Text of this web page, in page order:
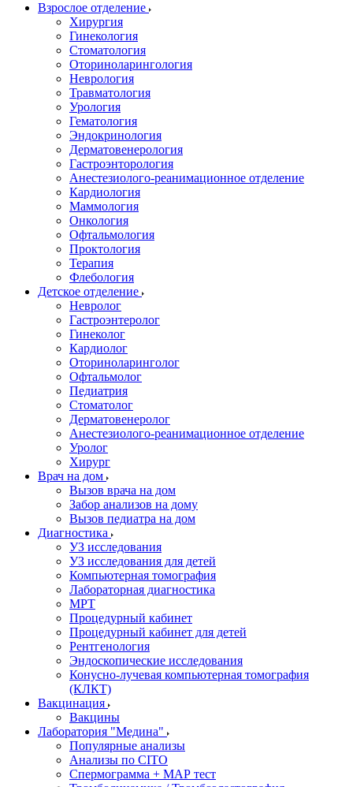
Взрослое отделение
Хирургия
Гинекология
Стоматология
Оториноларингология
Неврология
Травматология
Урология
Гематология
Эндокринология
Дерматовенерология
Гастроэнторология
Анестезиолого-реанимационное отделение
Кардиология
Маммология
Онкология
Офтальмология
Проктология
Терапия
Флебология
Детское отделение
Невролог
Гастроэнтеролог
Гинеколог
Кардиолог
Оториноларинголог
Офтальмолог
Педиатрия
Стоматолог
Дерматовенеролог
Анестезиолого-реанимационное отделение
Уролог
Хирург
Врач на дом
Вызов врача на дом
Забор анализов на дому
Вызов педиатра на дом
Диагностика
УЗ исследования
УЗ исследования для детей
Компьютерная томография
Лабораторная диагностика
МРТ
Процедурный кабинет
Процедурный кабинет для детей
Рентгенология
Эндоскопические исследования
Конусно-лучевая компьютерная томография
(КЛКТ)
Вакцинация
Вакцины
Лаборатория "Медина"
Популярные анализы
Анализы по CITO
Спермограмма + МАР тест